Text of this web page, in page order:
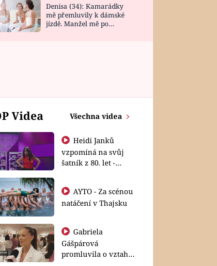
Denisa (34): Kamarádky
mě přemluvily k dámské
jízdě. Manžel mě po
Videa Všechna videa
Heidi Janků
vzpomíná na svůj
šatník z 80. let -
natáčení v Thajsku
Gabriela
Gášpárová
promluvila o vztahu